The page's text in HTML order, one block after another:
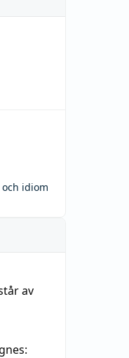
idiom
av